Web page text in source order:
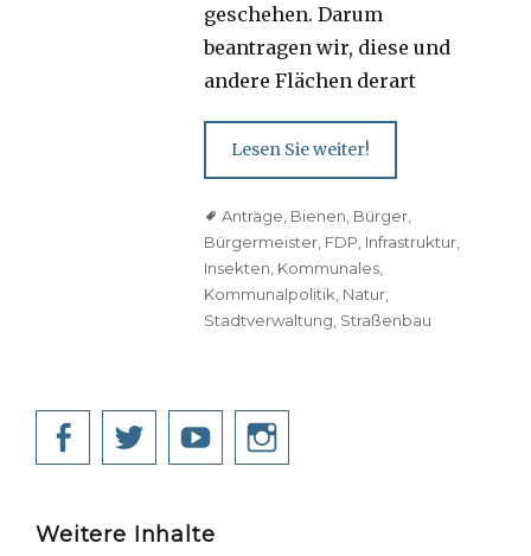
geschehen. Darum
beantragen wir, diese und
andere Flächen derart
Lesen Sie weiter!
TagsAnträge Bienen Bürger
Bürgermeister FDP Infrastruktur
Insekten Kommunales
Kommunalpolitik Natur
Stadtverwaltung Straßenbau
Facebook
TwitterYouTube
Weitere Inhalte